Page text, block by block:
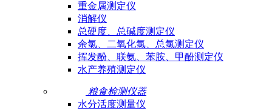
重金属测定仪
消解仪
总硬度、总碱度测定仪
余氯、二氧化氯、总氯测定仪
挥发酚、联氨、苯胺、甲酚测定仪
水产养殖测定仪
粮食检测仪器
水分活度测量仪